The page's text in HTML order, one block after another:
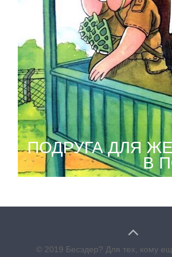
ПОДРУГА ДЛЯ
В
© 2019 Бесэдер? Для тех, кому